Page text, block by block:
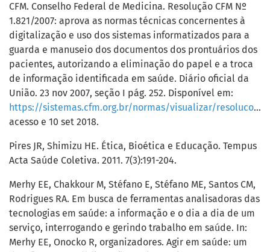
CFM. Conselho Federal de Medicina. Resolução CFM Nº
1.821/2007: aprova as normas técnicas concernentes à
digitalização e uso dos sistemas informatizados para a
guarda e manuseio dos documentos dos prontuários dos
pacientes, autorizando a eliminação do papel e a troca
de informação identificada em saúde. Diário oficial da
União. 23 nov 2007, seção I pág. 252. Disponível em:
https://sistemas.cfm.org.br/normas/visualizar/resolucoes/BR/2007/1821
acesso e 10 set 2018.
Pires JR, Shimizu HE. Ética, Bioética e Educação. Tempus
Acta Saúde Coletiva. 2011. 7(3):191-204.
Merhy EE, Chakkour M, Stéfano E, Stéfano ME, Santos CM,
Rodrigues RA. Em busca de ferramentas analisadoras das
tecnologias em saúde: a informação e o dia a dia de um
serviço, interrogando e gerindo trabalho em saúde. In:
Merhy EE, Onocko R, organizadores. Agir em saúde: um